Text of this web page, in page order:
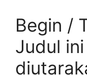
Begin /
Judul